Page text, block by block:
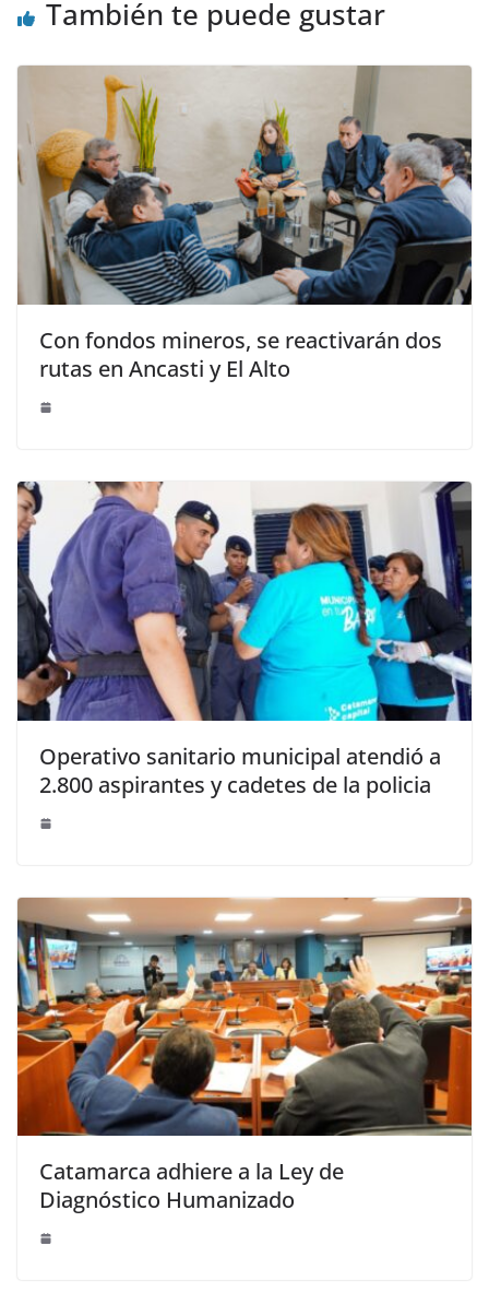
También te puede gustar
Con fondos mineros, se reactivarán dos
rutas en Ancasti y El Alto
Operativo sanitario municipal atendió a
2.800 aspirantes y cadetes de la policia
Catamarca adhiere a la Ley de
Diagnóstico Humanizado